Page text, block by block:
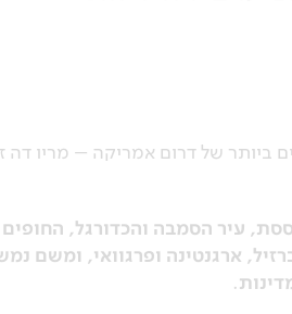
ביותר של דרום אמריקה – מריו דה
עיר הסמבה והכדורגל,
ארגנטינה ופרגוואי, ומשם
.